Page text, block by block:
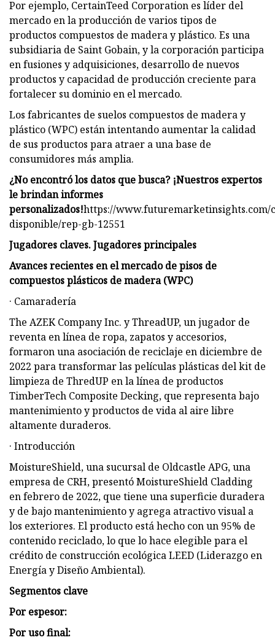
Por ejemplo, CertainTeed Corporation es líder del
mercado en la producción de varios tipos de
productos compuestos de madera y plástico. Es una
subsidiaria de Saint Gobain, y la corporación participa
en fusiones y adquisiciones, desarrollo de nuevos
productos y capacidad de producción creciente para
fortalecer su dominio en el mercado.
Los fabricantes de suelos compuestos de madera y
plástico (WPC) están intentando aumentar la calidad
de sus productos para atraer a una base de
consumidores más amplia.
¿No encontró los datos que busca? ¡Nuestros expertos
le brindan informes
personalizados!https://www.futuremarketinsights.com/
disponible/rep-gb-12551
Jugadores claves. Jugadores principales
Avances recientes en el mercado de pisos de
compuestos plásticos de madera (WPC)
· Camaradería
The AZEK Company Inc. y ThreadUP, un jugador de
reventa en línea de ropa, zapatos y accesorios,
formaron una asociación de reciclaje en diciembre de
2022 para transformar las películas plásticas del kit de
limpieza de ThredUP en la línea de productos
TimberTech Composite Decking, que representa bajo
mantenimiento y productos de vida al aire libre
altamente duraderos.
· Introducción
MoistureShield, una sucursal de Oldcastle APG, una
empresa de CRH, presentó MoistureShield Cladding
en febrero de 2022, que tiene una superficie duradera
y de bajo mantenimiento y agrega atractivo visual a
los exteriores. El producto está hecho con un 95% de
contenido reciclado, lo que lo hace elegible para el
crédito de construcción ecológica LEED (Liderazgo en
Energía y Diseño Ambiental).
Segmentos clave
Por espesor:
Por uso final: